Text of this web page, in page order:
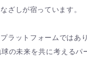
ざしが宿っています。
ラットフォームではあ
の未来を共に考えるパ